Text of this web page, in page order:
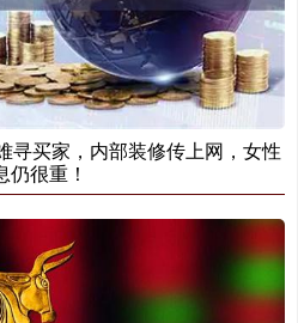
寻买家，内部装修传上网，女性
仍很重！